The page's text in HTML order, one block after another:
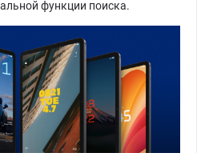
функции поиска.